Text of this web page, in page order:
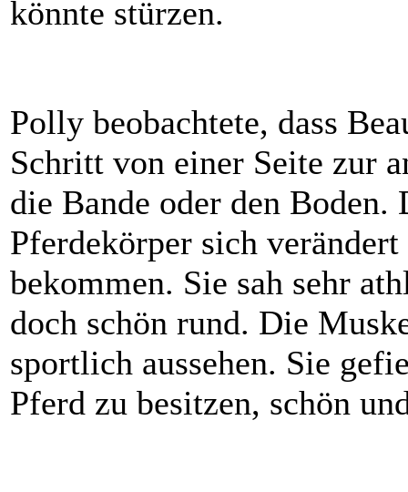
könnte stürzen.
Polly beobachtete, dass
Schritt von einer Seite zur
die Bande oder den
Pferdekörper sich
bekommen. Sie sah sehr
doch schön rund. Die
sportlich aussehen. Sie
Pferd zu besitzen, schön